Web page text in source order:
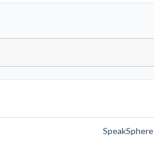
SpeakSphere